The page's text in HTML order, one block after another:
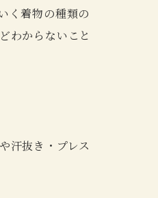
く着物の種類の
わからないこと
汗抜き・プレス